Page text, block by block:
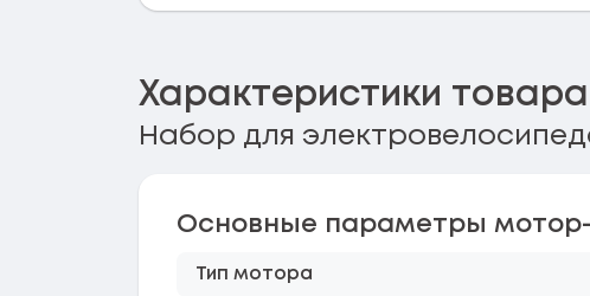
Характеристики товара
Набор для электровелосипеда
Основные параметры
Тип мотора